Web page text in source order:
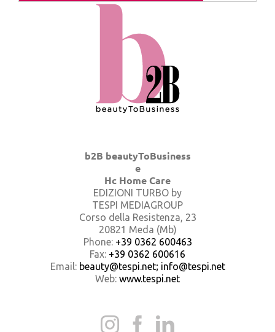
b2B beautyToBusiness
e
Hc Home Care
EDIZIONI TURBO by
TESPI MEDIAGROUP
Corso della Resistenza, 23
20821 Meda (Mb)
Phone: +39 0362 600463
Fax: +39 0362 600616
Email: beauty@tespi.net; info@tespi.net
Web: www.tespi.net